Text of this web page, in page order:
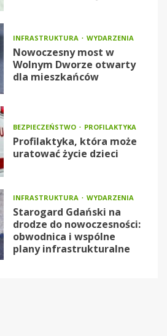
INFRASTRUKTURA WYDARZENIA
Nowoczesny most w
Wolnym Dworze otwarty
dla mieszkańców
BEZPIECZEŃSTWO PROFILAKTYKA
Profilaktyka, która może
uratować życie dzieci
INFRASTRUKTURA WYDARZENIA
Starogard Gdański na
drodze do nowoczesności:
obwodnica i wspólne
plany infrastrukturalne